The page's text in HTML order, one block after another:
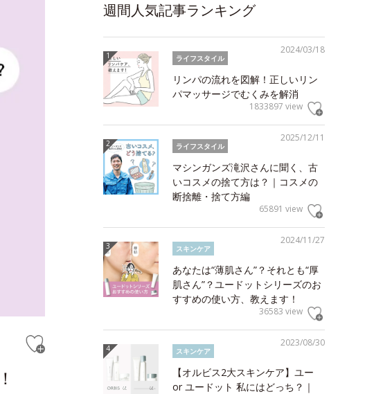
週間人気記事ランキング
2024/03/18
ライフスタイル
リンパの流れを図解！正しいリン
パマッサージでむくみを解消
1833897 view
2025/12/11
ライフスタイル
マシンガンズ滝沢さんに聞く、古
いコスメの捨て方は？｜コスメの
断捨離・捨て方編
65891 view
2024/11/27
スキンケア
あなたは“薄肌さん”？それとも“厚
肌さん”？ユードットシリーズのお
すすめの使い方、教えます！
36583 view
2023/08/30
スキンケア
【オルビス2大スキンケア】ユー
or ユードット 私にはどっち？｜